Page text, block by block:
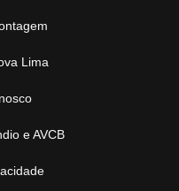
Lima
e AVCB